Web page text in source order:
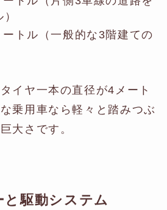
トル（一般的な3階建ての
イヤ一本の直径が4メート
乗用車なら軽々と踏みつぶ
大さです。
駆動システム